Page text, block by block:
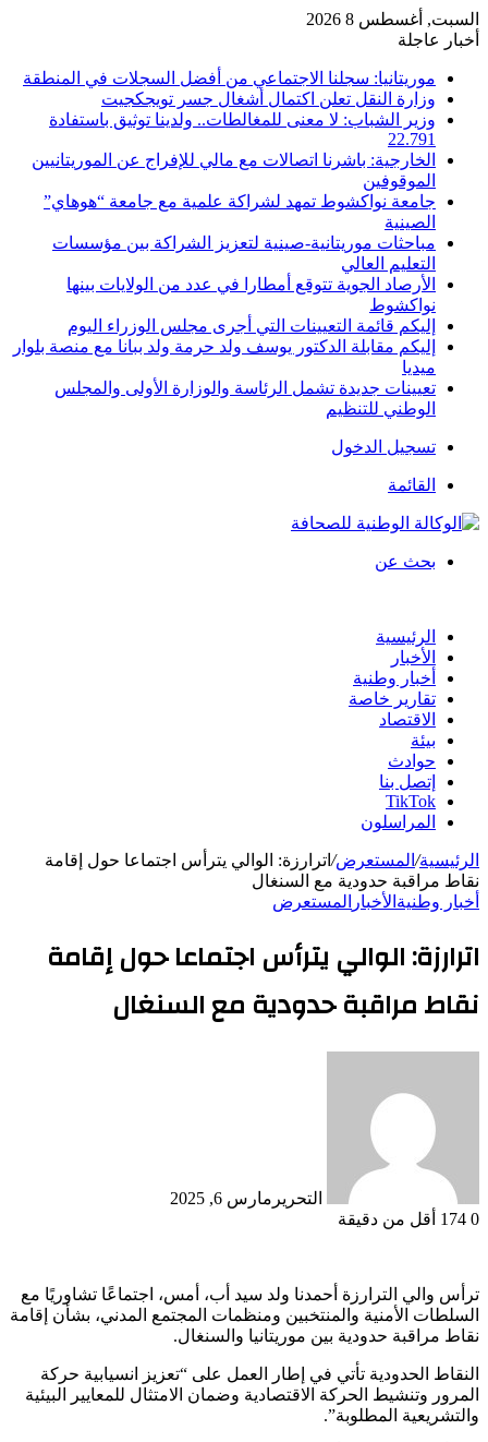
السبت, أغسطس 8 2026
أخبار عاجلة
موريتانيا: سجلنا الاجتماعي من أفضل السجلات في المنطقة
وزارة النقل تعلن اكتمال أشغال جسر تويجكجيت
وزير الشباب: لا معنى للمغالطات.. ولدينا توثيق باستفادة
22.791
الخارجية: باشرنا اتصالات مع مالي للإفراج عن الموريتانيين
الموقوفين
جامعة نواكشوط تمهد لشراكة علمية مع جامعة “هوهاي”
الصينية
مباحثات موريتانية-صينية لتعزيز الشراكة بين مؤسسات
التعليم العالي
الأرصاد الجوية تتوقع أمطارا في عدد من الولايات بينها
نواكشوط
إليكم قائمة التعيينات التي أجرى مجلس الوزراء اليوم
إليكم مقابلة الدكتور يوسف ولد حرمة ولد ببانا مع منصة بلوار
ميديا
تعيينات جديدة تشمل الرئاسة والوزارة الأولى والمجلس
الوطني للتنظيم
تسجيل الدخول
القائمة
بحث عن
الرئيسية
الأخبار
أخبار وطنية
تقارير خاصة
الاقتصاد
بيئة
حوادث
إتصل بنا
TikTok
المراسلون
الرئيسية/ المستعرض/ اترارزة: الوالي يترأس اجتماعا حول إقامة
نقاط مراقبة حدودية مع السنغال
أخبار وطنية الأخبار المستعرض
اترارزة: الوالي يترأس اجتماعا حول إقامة
نقاط مراقبة حدودية مع السنغال
التحرير مارس 6, 2025
0
أقل من دقيقة
ترأس والي الترارزة أحمدنا ولد سيد أب، أمس، اجتماعًا تشاوريًا مع
السلطات الأمنية والمنتخبين ومنظمات المجتمع المدني، بشأن إقامة
نقاط مراقبة حدودية بين موريتانيا والسنغال.
النقاط الحدودية تأتي في إطار العمل على “تعزيز انسيابية حركة
المرور وتنشيط الحركة الاقتصادية وضمان الامتثال للمعايير البيئية
والتشريعية المطلوبة”.